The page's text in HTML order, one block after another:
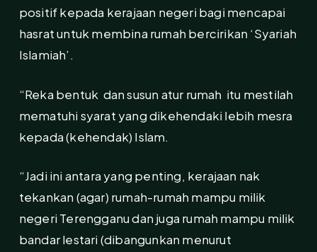
positif kepada kerajaan negeri bagi mencapai
hasrat untuk membina rumah bercirikan ‘Syariah
Islamiah’.
“Reka bentuk dan susun atur rumah itu mestilah
mematuhi syarat yang dikehendaki lebih mesra
kepada (kehendak) Islam.
“Jadi ini antara yang penting, kerajaan nak
tekankan (agar) rumah-rumah mampu milik
negeri Terengganu dan juga rumah mampu milik
bandar lestari (dibangunkan menurut